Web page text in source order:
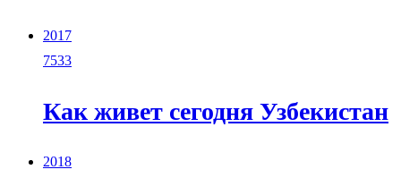
2017
7533
Как живет сегодня Узбекистан
2018